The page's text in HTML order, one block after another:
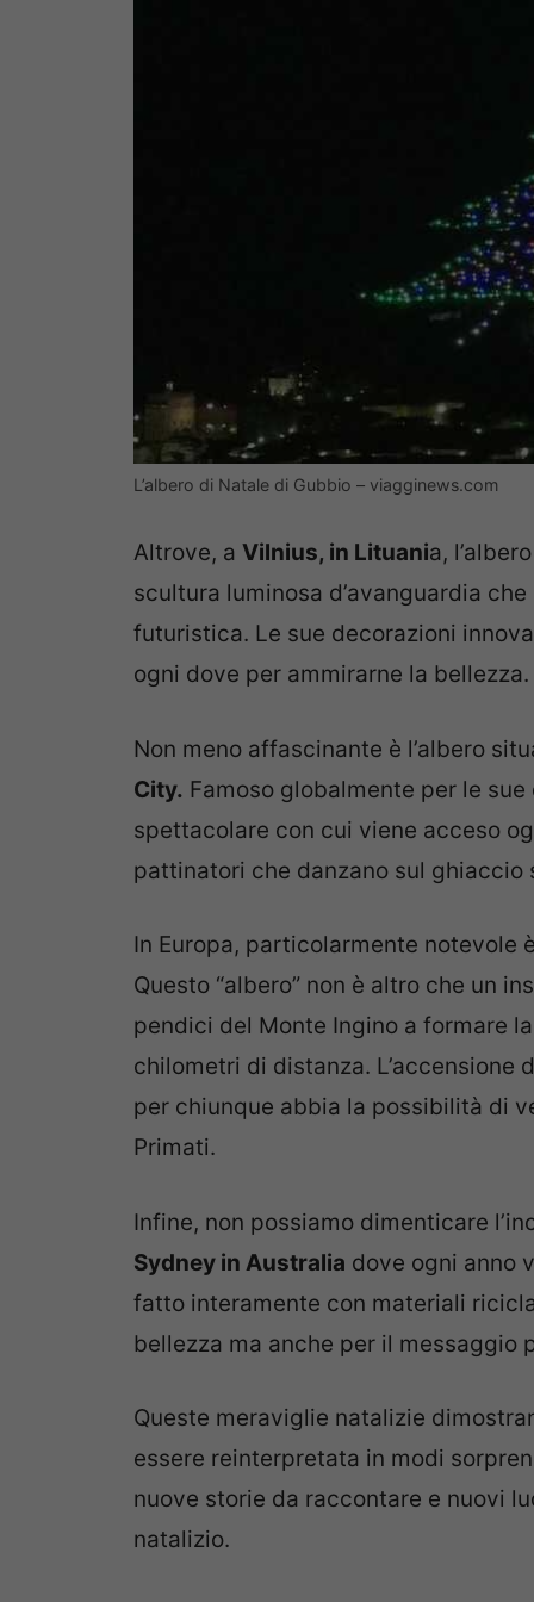
L’albero di Natale di Gubbio – viagginews.com
Altrove, a Vilnius, in Lituania,
scultura luminosa d’avanguardia
futuristica. Le sue decorazioni
ogni dove per ammirarne la bellezza.
Non meno affascinante è l’albero
City. Famoso globalmente per le
spettacolare con cui viene acceso
pattinatori che danzano sul
In Europa, particolarmente notevole
Questo “albero” non è altro che un
pendici del Monte Ingino a formare
chilometri di distanza. L’accensione
per chiunque abbia la possibilità di
Primati.
Infine, non possiamo dimenticare
Sydney in Australia dove ogni anno
fatto interamente con materiali
bellezza ma anche per il messaggio
Queste meraviglie natalizie
essere reinterpretata in modi
nuove storie da raccontare e nuovi
natalizio.